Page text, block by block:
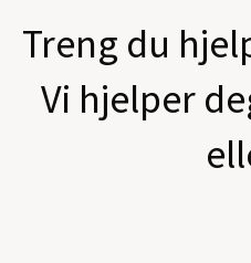
Treng du
Vi hjelper